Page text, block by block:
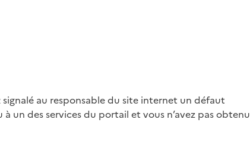
au responsable du site internet un défaut
un des services du portail et vous n’avez pas obtenu